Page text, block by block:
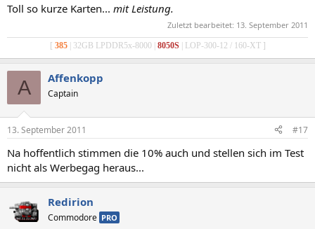
Toll so kurze Karten... mit Leistung.
Zuletzt bearbeitet: 13. September 2011
[ 385 | 32GB LPDDR5x-8000 | 8050S | LOP-300-12 / 160-XT ]
A Affenkopp
Captain
13. September 2011 #17
Na hoffentlich stimmen die 10% auch und stellen sich im Test
nicht als Werbegag heraus...
Redirion
Commodore PRO